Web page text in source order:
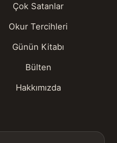
Çok Satanlar
Okur Tercihleri
Günün Kitabı
Bülten
Hakkımızda